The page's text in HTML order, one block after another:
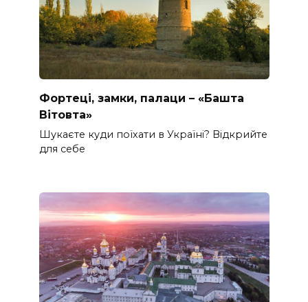
Фортеці, замки, палаци – «Башта
Вітовта»
Шукаєте куди поїхати в Україні? Відкрийте
для себе